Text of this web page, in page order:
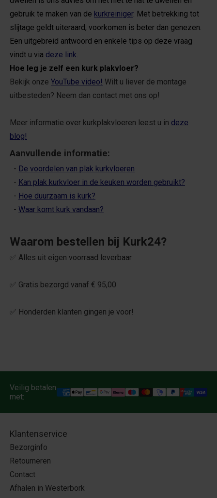
gebruik te maken van de kurkreiniger. Met betrekking tot
slijtage geldt uiteraard, voorkomen is beter dan genezen.
Een uitgebreid antwoord en enkele tips op deze vraag
vindt u via deze link.
Hoe leg je zelf een kurk plakvloer?
Bekijk onze YouTube video! Wilt u liever de montage
uitbesteden? Neem dan contact met ons op!
Meer informatie over kurkplakvloeren leest u in deze
blog!
Aanvullende informatie:
- De voordelen van plak kurkvloeren
- Kan plak kurkvloer in de keuken worden gebruikt?
- Hoe duurzaam is kurk?
- Waar komt kurk vandaan?
Waarom bestellen bij Kurk24?
✅ Alles uit eigen voorraad leverbaar
✅ Gratis bezorgd vanaf € 95,00
✅ Honderden klanten gingen je voor!
Veilig betalen
met:
Klantenservice
Bezorginfo
Retourneren
Contact
Afhalen in Westerbork